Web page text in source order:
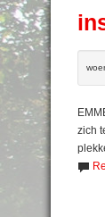
zich